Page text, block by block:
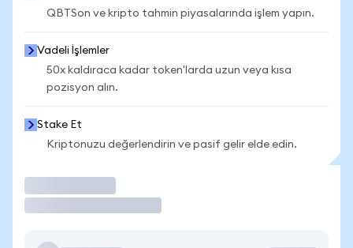
QBTSon ve kripto tahmin piyasalarında işlem yapın.
Vadeli İşlemler
50x kaldıraca kadar token'larda uzun veya kısa
pozisyon alın.
Stake Et
Kriptonuzu değerlendirin ve pasif gelir elde edin.